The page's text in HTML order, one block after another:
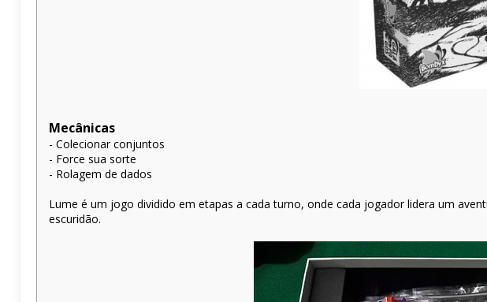
Mecânicas
- Colecionar conjuntos
- Force sua sorte
- Rolagem de dados
Lume é um jogo dividido em etapas a cada turno, onde cada jogador lidera um
escuridão.